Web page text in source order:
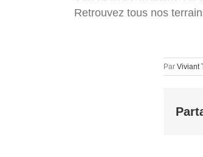
Retrouvez tous nos
Par Viviant